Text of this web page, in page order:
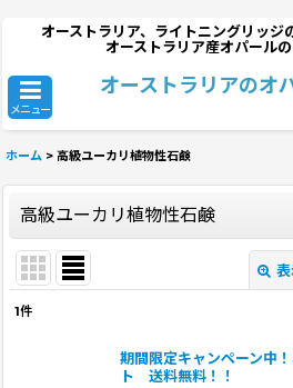
オーストラリア、ライトニングリッジ
オーストラリア産オパール
メニュー
オーストラリアのオ
ホーム > 高級ユーカリ植物性石鹸
高級ユーカリ植物性石鹸
1件
期間限定キャンペーン中
ト 送料無料！！